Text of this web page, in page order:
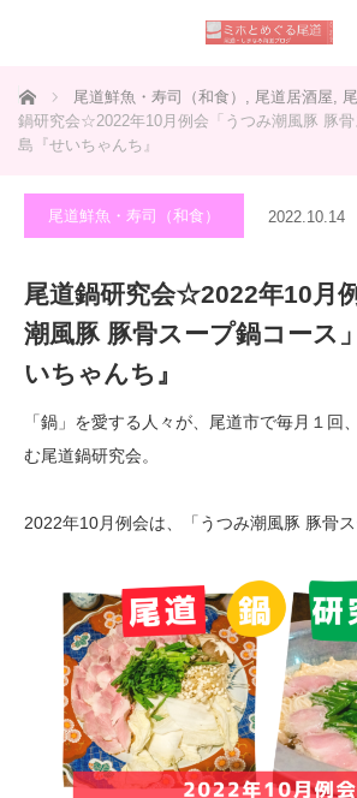
ホーム 尾道鮮魚・寿司（和食） , 尾道居酒屋,
鍋研究会☆2022年10月例会「うつみ潮風豚 豚
島『せいちゃんち』
尾道鮮魚・寿司（和食） 2022.10.14
尾道鍋研究会☆2022年10月
潮風豚 豚骨スープ鍋コース
いちゃんち』
「鍋」を愛する人々が、尾道市で毎月１回
む尾道鍋研究会。
2022年10月例会は、「うつみ潮風豚 豚骨ス